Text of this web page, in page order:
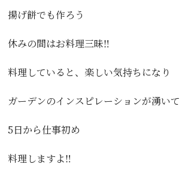
揚げ餅でも作ろう
休みの間はお料理三昧‼️
料理していると、楽しい気持ちになり
ガーデンのインスピレーションが湧いて
5日から仕事初め
料理しますよ‼️